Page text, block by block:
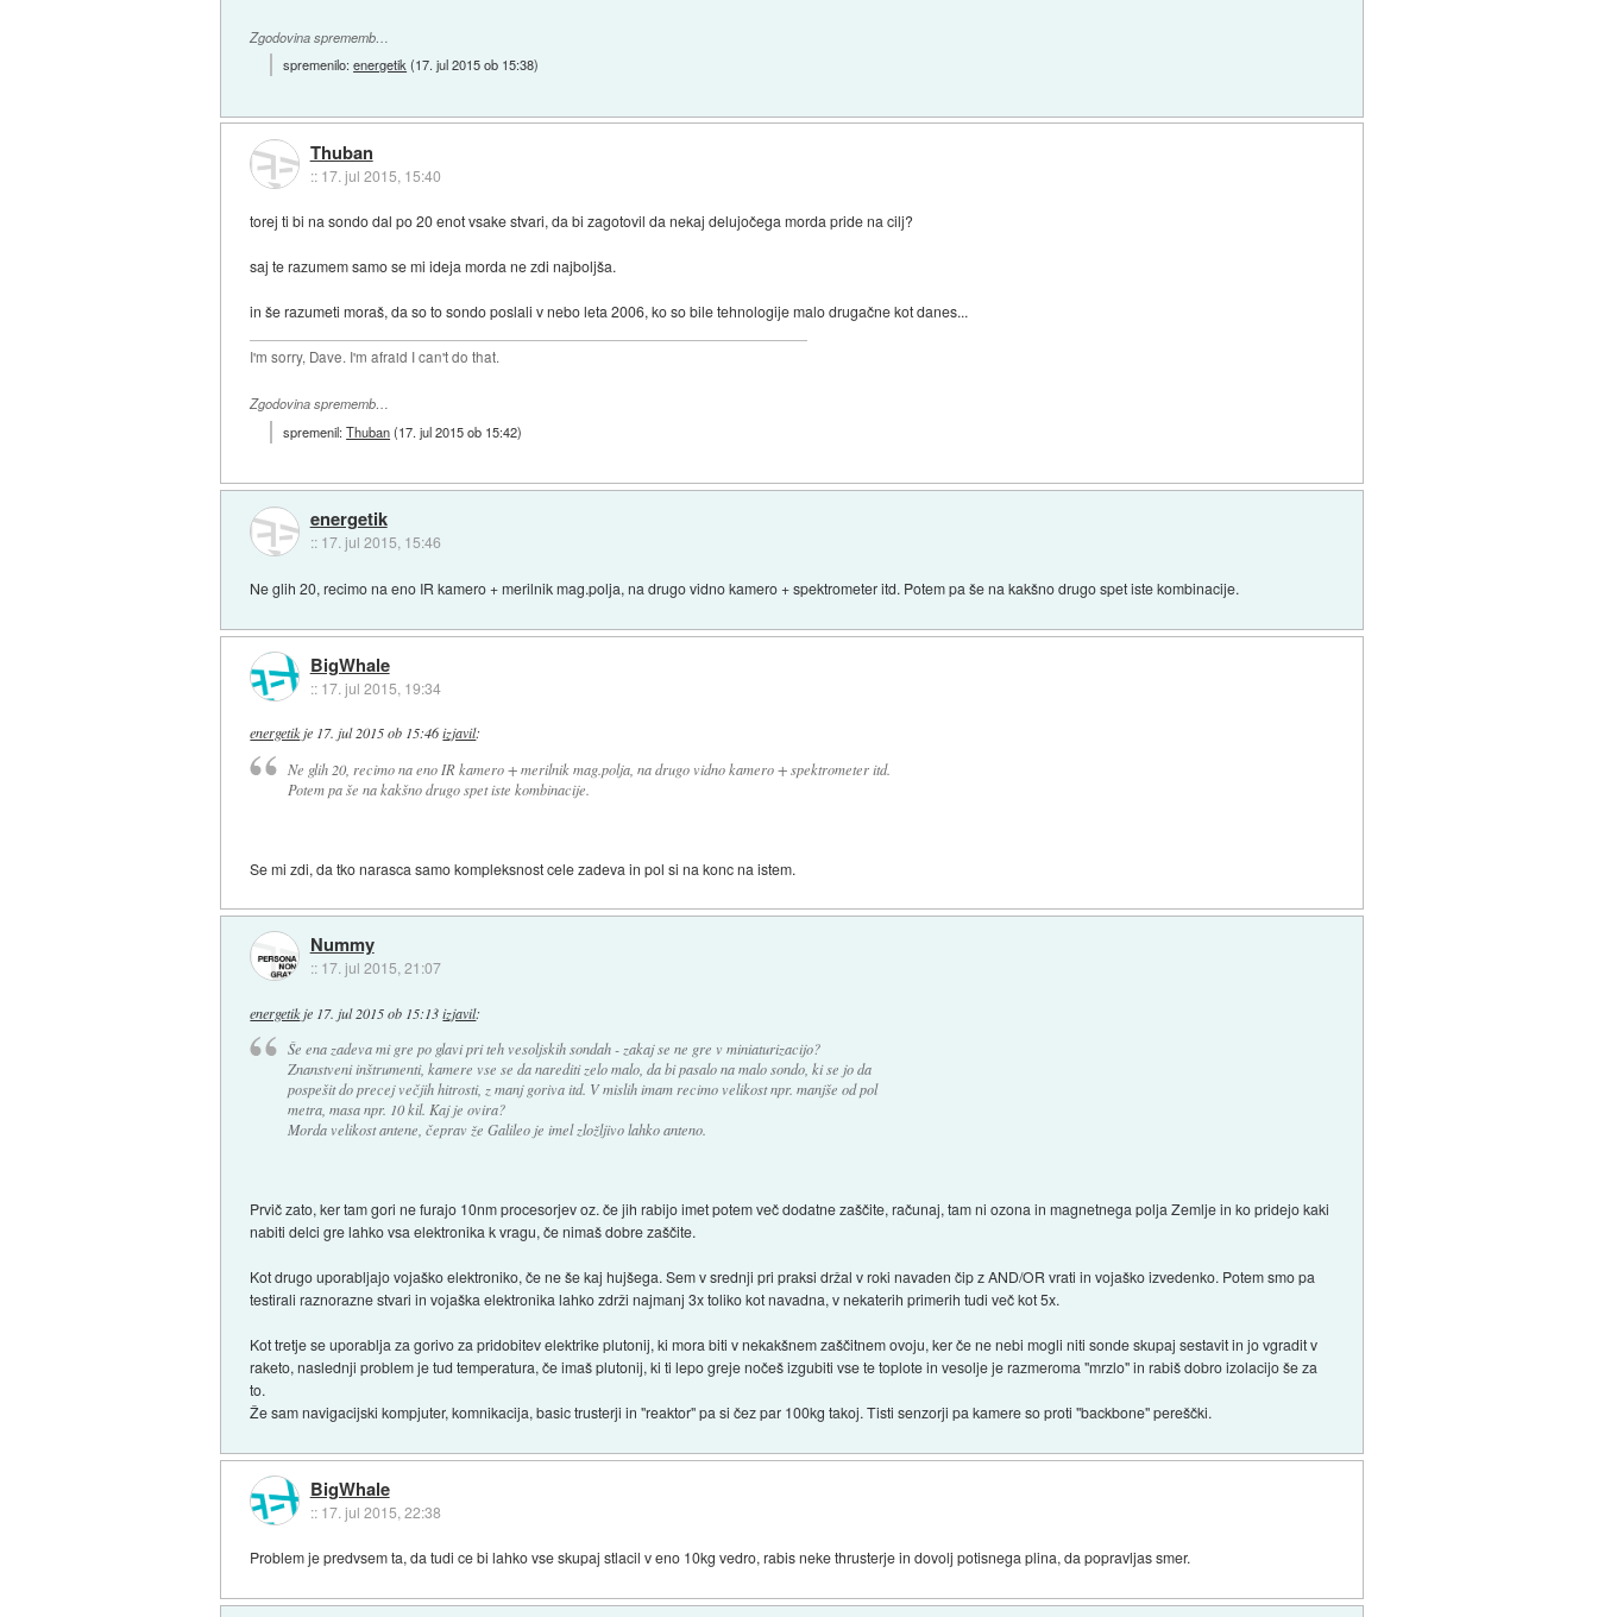
Zgodovina sprememb…
spremenilo:energetik (17. jul 2015 ob 15:38)
Thuban
:: 17. jul 2015, 15:40
torej ti bi na sondo dal po 20 enot vsake stvari, da bi zagotovil da nekaj delujočega morda pride na cilj?
saj te razumem samo se mi ideja morda ne zdi najboljša.
in še razumeti moraš, da so to sondo poslali v nebo leta 2006, ko so bile tehnologije malo drugačne kot danes...
I'm sorry, Dave. I'm afraid I can't do that.
Zgodovina sprememb…
spremenil:Thuban(17. jul 2015 ob 15:42)
energetik
:: 17. jul 2015, 15:46
Ne glih 20, recimo na eno IR kamero + merilnik mag.polja, na drugo vidno kamero + spektrometer itd. Potem pa še na kakšno drugo spet iste kombinacije.
BigWhale
:: 17. jul 2015, 19:34
energetikje 17. jul 2015 ob 15:46 izjavil:
Ne glih 20, recimo na eno IR kamero + merilnik mag.polja, na drugo vidno kamero + spektrometer itd.
Potem pa še na kakšno drugo spet iste kombinacije.
Se mi zdi, da tko narasca samo kompleksnost cele zadeva in pol si na konc na istem.
Nummy
:: 17. jul 2015, 21:07
energetikje 17. jul 2015 ob 15:13 izjavil:
Še ena zadeva mi gre po glavi pri teh vesoljskih sondah - zakaj se ne gre v miniaturizacijo?
Znanstveni inštrumenti, kamere vse se da narediti zelo malo, da bi pasalo na malo sondo, ki se jo da
pospešit do precej večjih hitrosti, z manj goriva itd. V mislih imam recimo velikost npr. manjše od pol
metra, masa npr. 10 kil. Kaj je ovira?
Morda velikost antene, čeprav že Galileo je imel zložljivo lahko anteno.
Prvič zato, ker tam gori ne furajo 10nm procesorjev oz. če jih rabijo imet potem več dodatne zaščite, računaj, tam ni ozona in magnetnega polja Zemlje in ko pridejo kaki
nabiti delci gre lahko vsa elektronika k vragu, če nimaš dobre zaščite.
Kot drugo uporabljajo vojaško elektroniko, če ne še kaj hujšega. Sem v srednji pri praksi držal v roki navaden čip z AND/OR vrati in vojaško izvedenko. Potem smo pa
testirali raznorazne stvari in vojaška elektronika lahko zdrži najmanj 3x toliko kot navadna, v nekaterih primerih tudi več kot 5x.
Kot tretje se uporablja za gorivo za pridobitev elektrike plutonij, ki mora biti v nekakšnem zaščitnem ovoju, ker če ne nebi mogli niti sonde skupaj sestavit in jo vgradit v
raketo, naslednji problem je tud temperatura, če imaš plutonij, ki ti lepo greje nočeš izgubiti vse te toplote in vesolje je razmeroma "mrzlo" in rabiš dobro izolacijo še za
to.
Že sam navigacijski kompjuter, komnikacija, basic trusterji in "reaktor" pa si čez par 100kg takoj. Tisti senzorji pa kamere so proti "backbone" pereščki.
BigWhale
:: 17. jul 2015, 22:38
Problem je predvsem ta, da tudi ce bi lahko vse skupaj stlacil v eno 10kg vedro, rabis neke thrusterje in dovolj potisnega plina, da popravljas smer.